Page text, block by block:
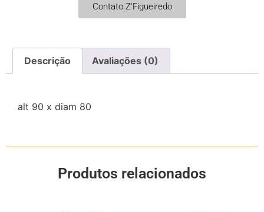
Contato Z'Figueiredo
Descrição Avaliações (0)
alt 90 x diam 80
Produtos relacionados